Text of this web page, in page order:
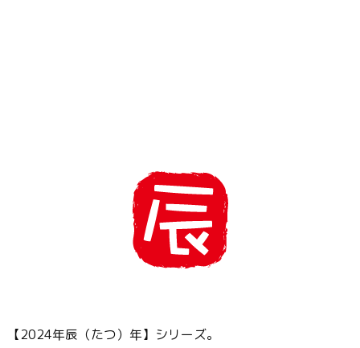
【2024年辰（たつ）年】シリーズ。